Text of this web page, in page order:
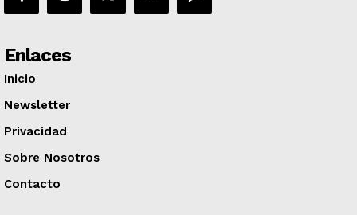
Enlaces
Inicio
Newsletter
Privacidad
Sobre Nosotros
Contacto